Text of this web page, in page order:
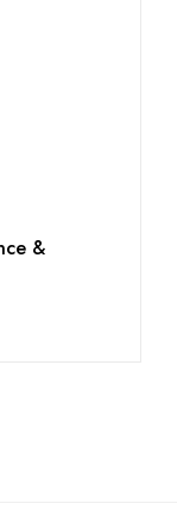
&